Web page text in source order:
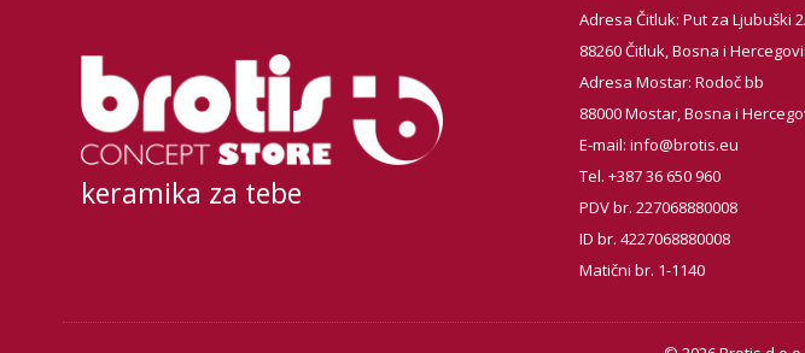
keramika za tebe
Adresa Čitluk: Put za Ljubuški
88260 Čitluk, Bosna i
Adresa Mostar: Rodoč bb
88000 Mostar, Bosna i
E-mail:info@brotis.eu
Tel. +387 36 650 960
PDV br. 227068880008
ID br. 4227068880008
Matični br. 1-1140